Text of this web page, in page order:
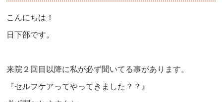
こんにちは！
日下部です。
来院２回目以降に私が必ず聞いてる事があります。
『セルフケアってやってきました？？』